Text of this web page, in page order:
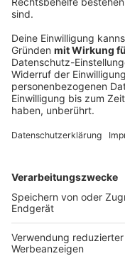
Navi falsch
im Bach
einer Straße
DEINE